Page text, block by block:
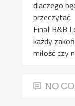
dlaczego
przeczytać.
Finał B&B
każdy
miłość czy
NO